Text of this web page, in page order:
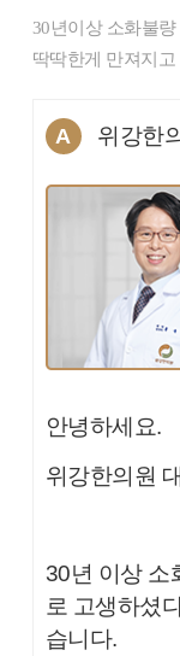
30년이상 소화불
딱딱한게 만져지
A 위강한
안녕하세요.
위강한의원
30년 이상 소
로 고생하셨
습니다.